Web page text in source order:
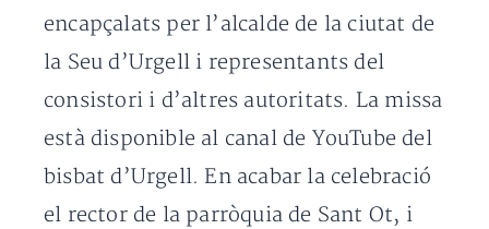
encapçalats per l’alcalde de la ciutat de
la Seu d’Urgell i representants del
consistori i d’altres autoritats. La missa
està disponible al canal de YouTube del
bisbat d’Urgell. En acabar la celebració
el rector de la parròquia de Sant Ot, i